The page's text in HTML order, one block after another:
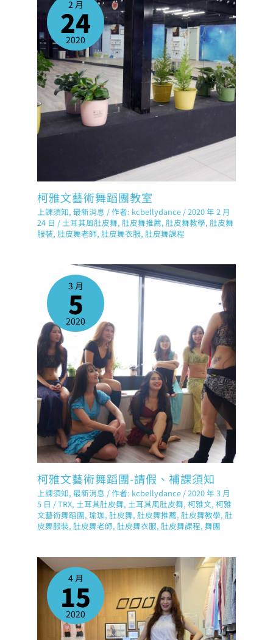
2 月
24
2020
柯雅文藝術舞蹈團教室
上課須知,最新消息 / 作者: kcbellydance /2020 年 2 月
24 日 /土耳其風肚皮舞,肚皮舞推薦,肚皮舞教學,肚皮舞
服裝,肚皮舞老師,肚皮舞衣服,肚皮舞課程
3 月
5
2020
柯雅文藝術舞蹈團-請假、補課須知
上課須知,最新消息 / 作者: kcbellydance /2020 年 3 月
5 日 /TRX,土耳其肚皮舞,土耳其風肚皮舞,柯雅文,柯雅
文藝術舞蹈團,瑜珈,肚皮舞,肚皮舞推薦,肚皮舞教學,肚
皮舞服裝,肚皮舞老師,肚皮舞衣服,肚皮舞課程,舞團
4 月
15
2020